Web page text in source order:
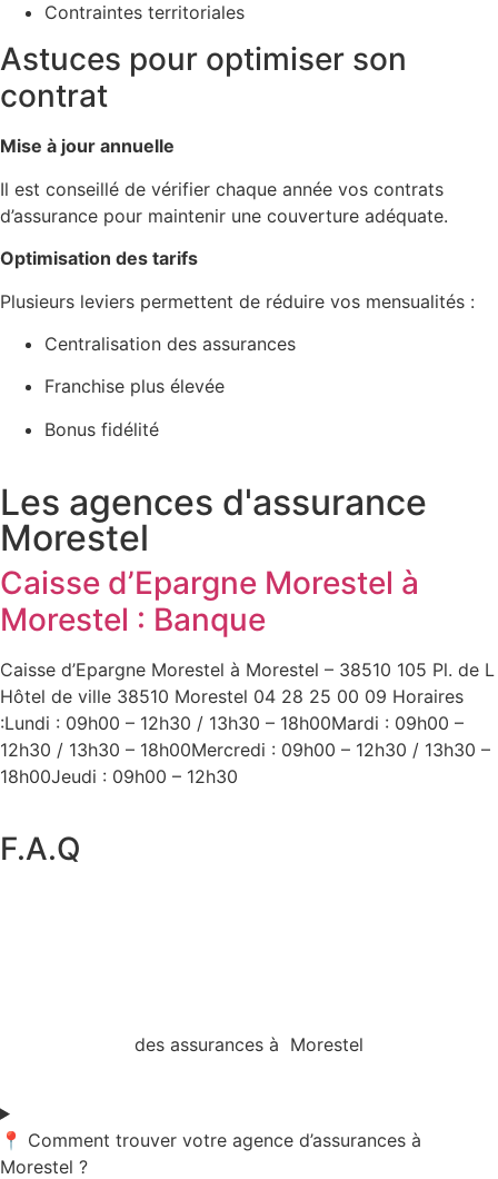
Contraintes territoriales
Astuces pour optimiser son
contrat
Mise à jour annuelle
Il est conseillé de vérifier chaque année vos contrats
d’assurance pour maintenir une couverture adéquate.
Optimisation des tarifs
Plusieurs leviers permettent de réduire vos mensualités :
Centralisation des assurances
Franchise plus élevée
Bonus fidélité
Les agences d'assurance
Morestel
Caisse d’Epargne Morestel à
Morestel : Banque
Caisse d’Epargne Morestel à Morestel – 38510 105 Pl. de L
Hôtel de ville 38510 Morestel 04 28 25 00 09 Horaires
:Lundi : 09h00 – 12h30 / 13h30 – 18h00Mardi : 09h00 –
12h30 / 13h30 – 18h00Mercredi : 09h00 – 12h30 / 13h30 –
18h00Jeudi : 09h00 – 12h30
F.A.Q
des assurances à Morestel
📍 Comment trouver votre agence d’assurances à
Morestel ?